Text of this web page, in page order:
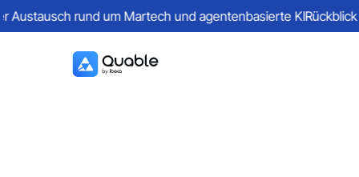
rund um Martech und agentenbasierte KIRückblick